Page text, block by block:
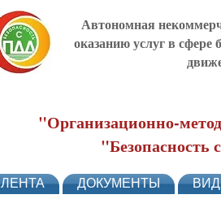
Автономная
оказанию услуг в сфере
"Организационно-
ЛЕНТА ДОКУМЕНТЫ